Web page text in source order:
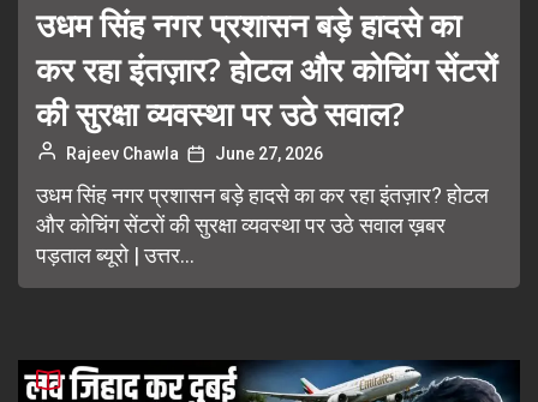
उधम सिंह नगर प्रशासन बड़े हादसे का
कर रहा इंतज़ार? होटल और कोचिंग सेंटरों
की सुरक्षा व्यवस्था पर उठे सवाल?
Rajeev Chawla June 27, 2026
उधम सिंह नगर प्रशासन बड़े हादसे का कर रहा इंतज़ार? होटल
और कोचिंग सेंटरों की सुरक्षा व्यवस्था पर उठे सवाल ख़बर
पड़ताल ब्यूरो | उत्तर...